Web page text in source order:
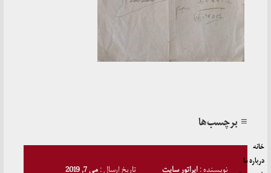
≡ برچسب‌ها
نویسنده :اپراتور سایت تاریخ ارسال :می 7, 2019
خانه
درباره ما